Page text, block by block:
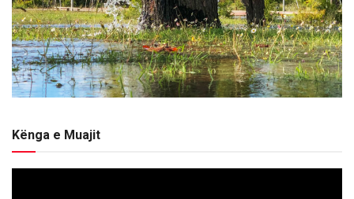
Kënga e Muajit